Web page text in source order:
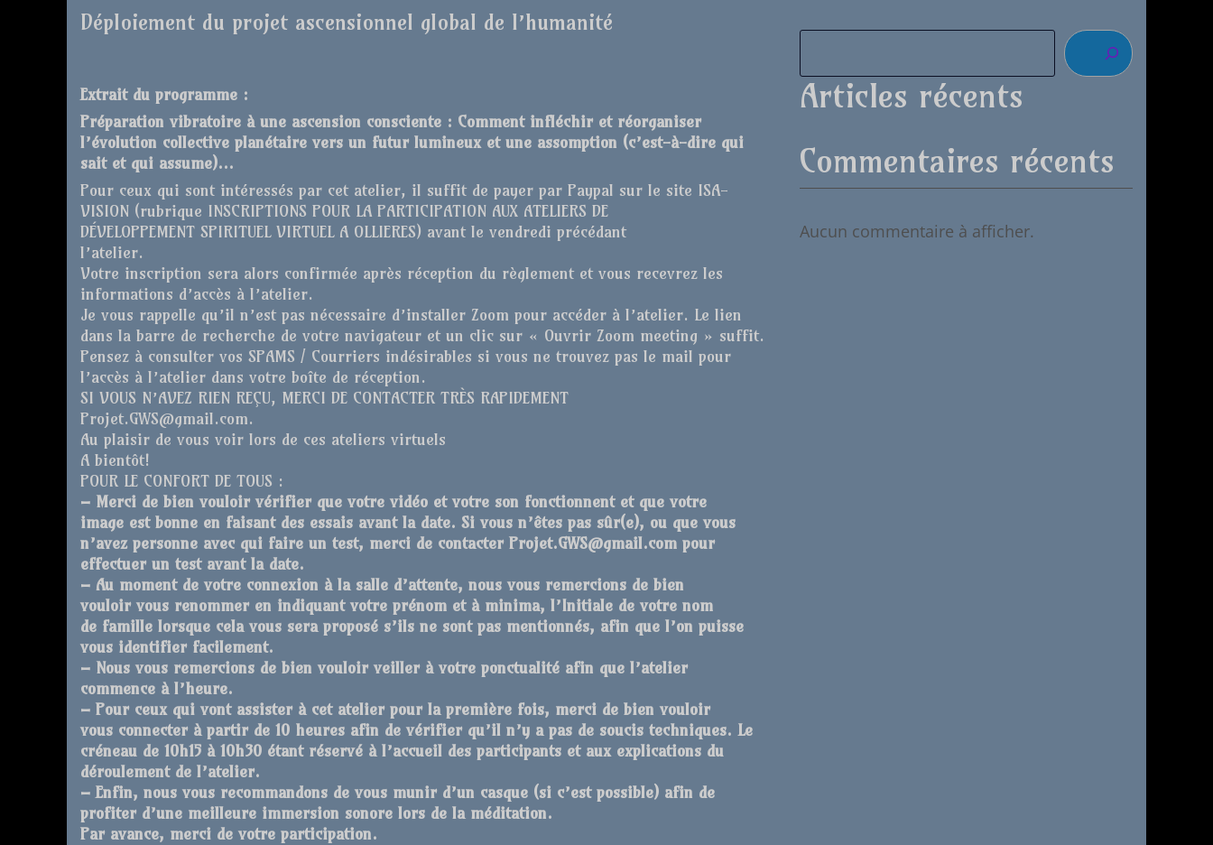
Déploiement du projet ascensionnel global de l’humanité
Extrait du programme :
Préparation vibratoire à une ascension consciente : Comment infléchir et réorganiser
l’évolution collective planétaire vers un futur lumineux et une assomption (c’est-à-dire qui
sait et qui assume)…
Pour ceux qui sont intéressés par cet atelier, il suffit de payer par Paypal sur le site ISA-
VISION (rubrique INSCRIPTIONS POUR LA PARTICIPATION AUX ATELIERS DE
DÉVELOPPEMENT SPIRITUEL VIRTUEL A OLLIERES) avant le vendredi précédant
l’atelier.
Votre inscription sera alors confirmée après réception du règlement et vous recevrez les
informations d’accès à l’atelier.
Je vous rappelle qu’il n’est pas nécessaire d’installer Zoom pour accéder à l’atelier. Le lien
dans la barre de recherche de votre navigateur et un clic sur « Ouvrir Zoom meeting » suffit.
Pensez à consulter vos SPAMS / Courriers indésirables si vous ne trouvez pas le mail pour
l’accès à l’atelier dans votre boîte de réception.
SI VOUS N’AVEZ RIEN REÇU, MERCI DE CONTACTER TRÈS RAPIDEMENT
Projet.GWS@gmail.com.
Au plaisir de vous voir lors de ces ateliers virtuels
A bientôt!
POUR LE CONFORT DE TOUS :
– Merci de bien vouloir vérifier que votre vidéo et votre son fonctionnent et que votre
image est bonne en faisant des essais avant la date. Si vous n’êtes pas sûr(e), ou que vous
n’avez personne avec qui faire un test, merci de contacter Projet.GWS@gmail.com pour
effectuer un test avant la date.
– Au moment de votre connexion à la salle d’attente, nous vous remercions de bien
vouloir vous renommer en indiquant votre prénom et à minima, l’Initiale de votre nom
de famille lorsque cela vous sera proposé s’ils ne sont pas mentionnés, afin que l’on puisse
vous identifier facilement.
– Nous vous remercions de bien vouloir veiller à votre ponctualité afin que l’atelier
commence à l’heure.
– Pour ceux qui vont assister à cet atelier pour la première fois, merci de bien vouloir
vous connecter à partir de 10 heures afin de vérifier qu’il n’y a pas de soucis techniques. Le
créneau de 10h15 à 10h30 étant réservé à l’accueil des participants et aux explications du
déroulement de l’atelier.
– Enfin, nous vous recommandons de vous munir d’un casque (si c’est possible) afin de
profiter d’une meilleure immersion sonore lors de la méditation.
Par avance, merci de votre participation.
Articles récents
Commentaires récents
Aucun commentaire à afficher.